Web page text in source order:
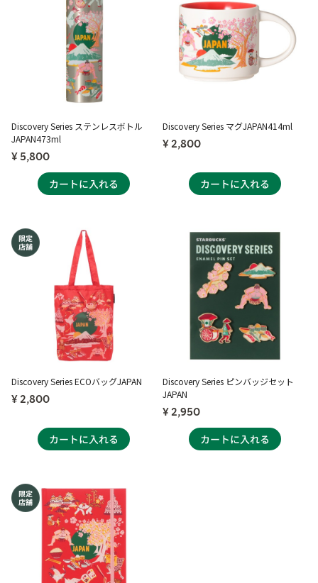
Discovery Series ステンレスボトル
JAPAN473ml
¥ 5,800
Discovery Series マグJAPAN414ml
¥ 2,800
Discovery Series ECOバッグJAPAN
¥ 2,800
Discovery Series ピンバッジセット
JAPAN
¥ 2,950